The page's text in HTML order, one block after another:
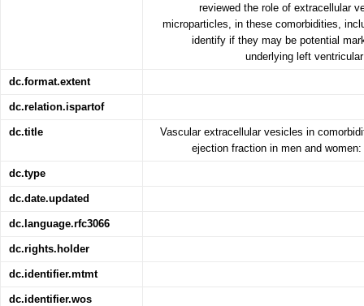
reviewed the role of extracellular
microparticles, in these comorbidities,
identify if they may be potential
underlying left
dc.format.extent
dc.relation.ispartof
dc.title
Vascular extracellular vesicles in
ejection fraction in men and
dc.type
dc.date.updated
dc.language.rfc3066
dc.rights.holder
dc.identifier.mtmt
dc.identifier.wos